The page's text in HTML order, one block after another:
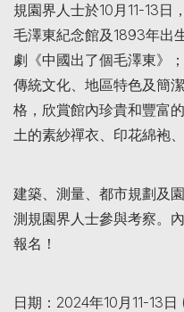
規園界人士於10月11-13
毛澤東紀念館及1893年出
劇《中國出了個毛澤東》
傳統文化、地區特色及簡
格，欣賞館內珍貴和豐富
土的素紗禪衣、印花綿袍
建築、測量、都市規劃及
測規園界人士參與考察。
報名！
日期：2024年10月11-13日